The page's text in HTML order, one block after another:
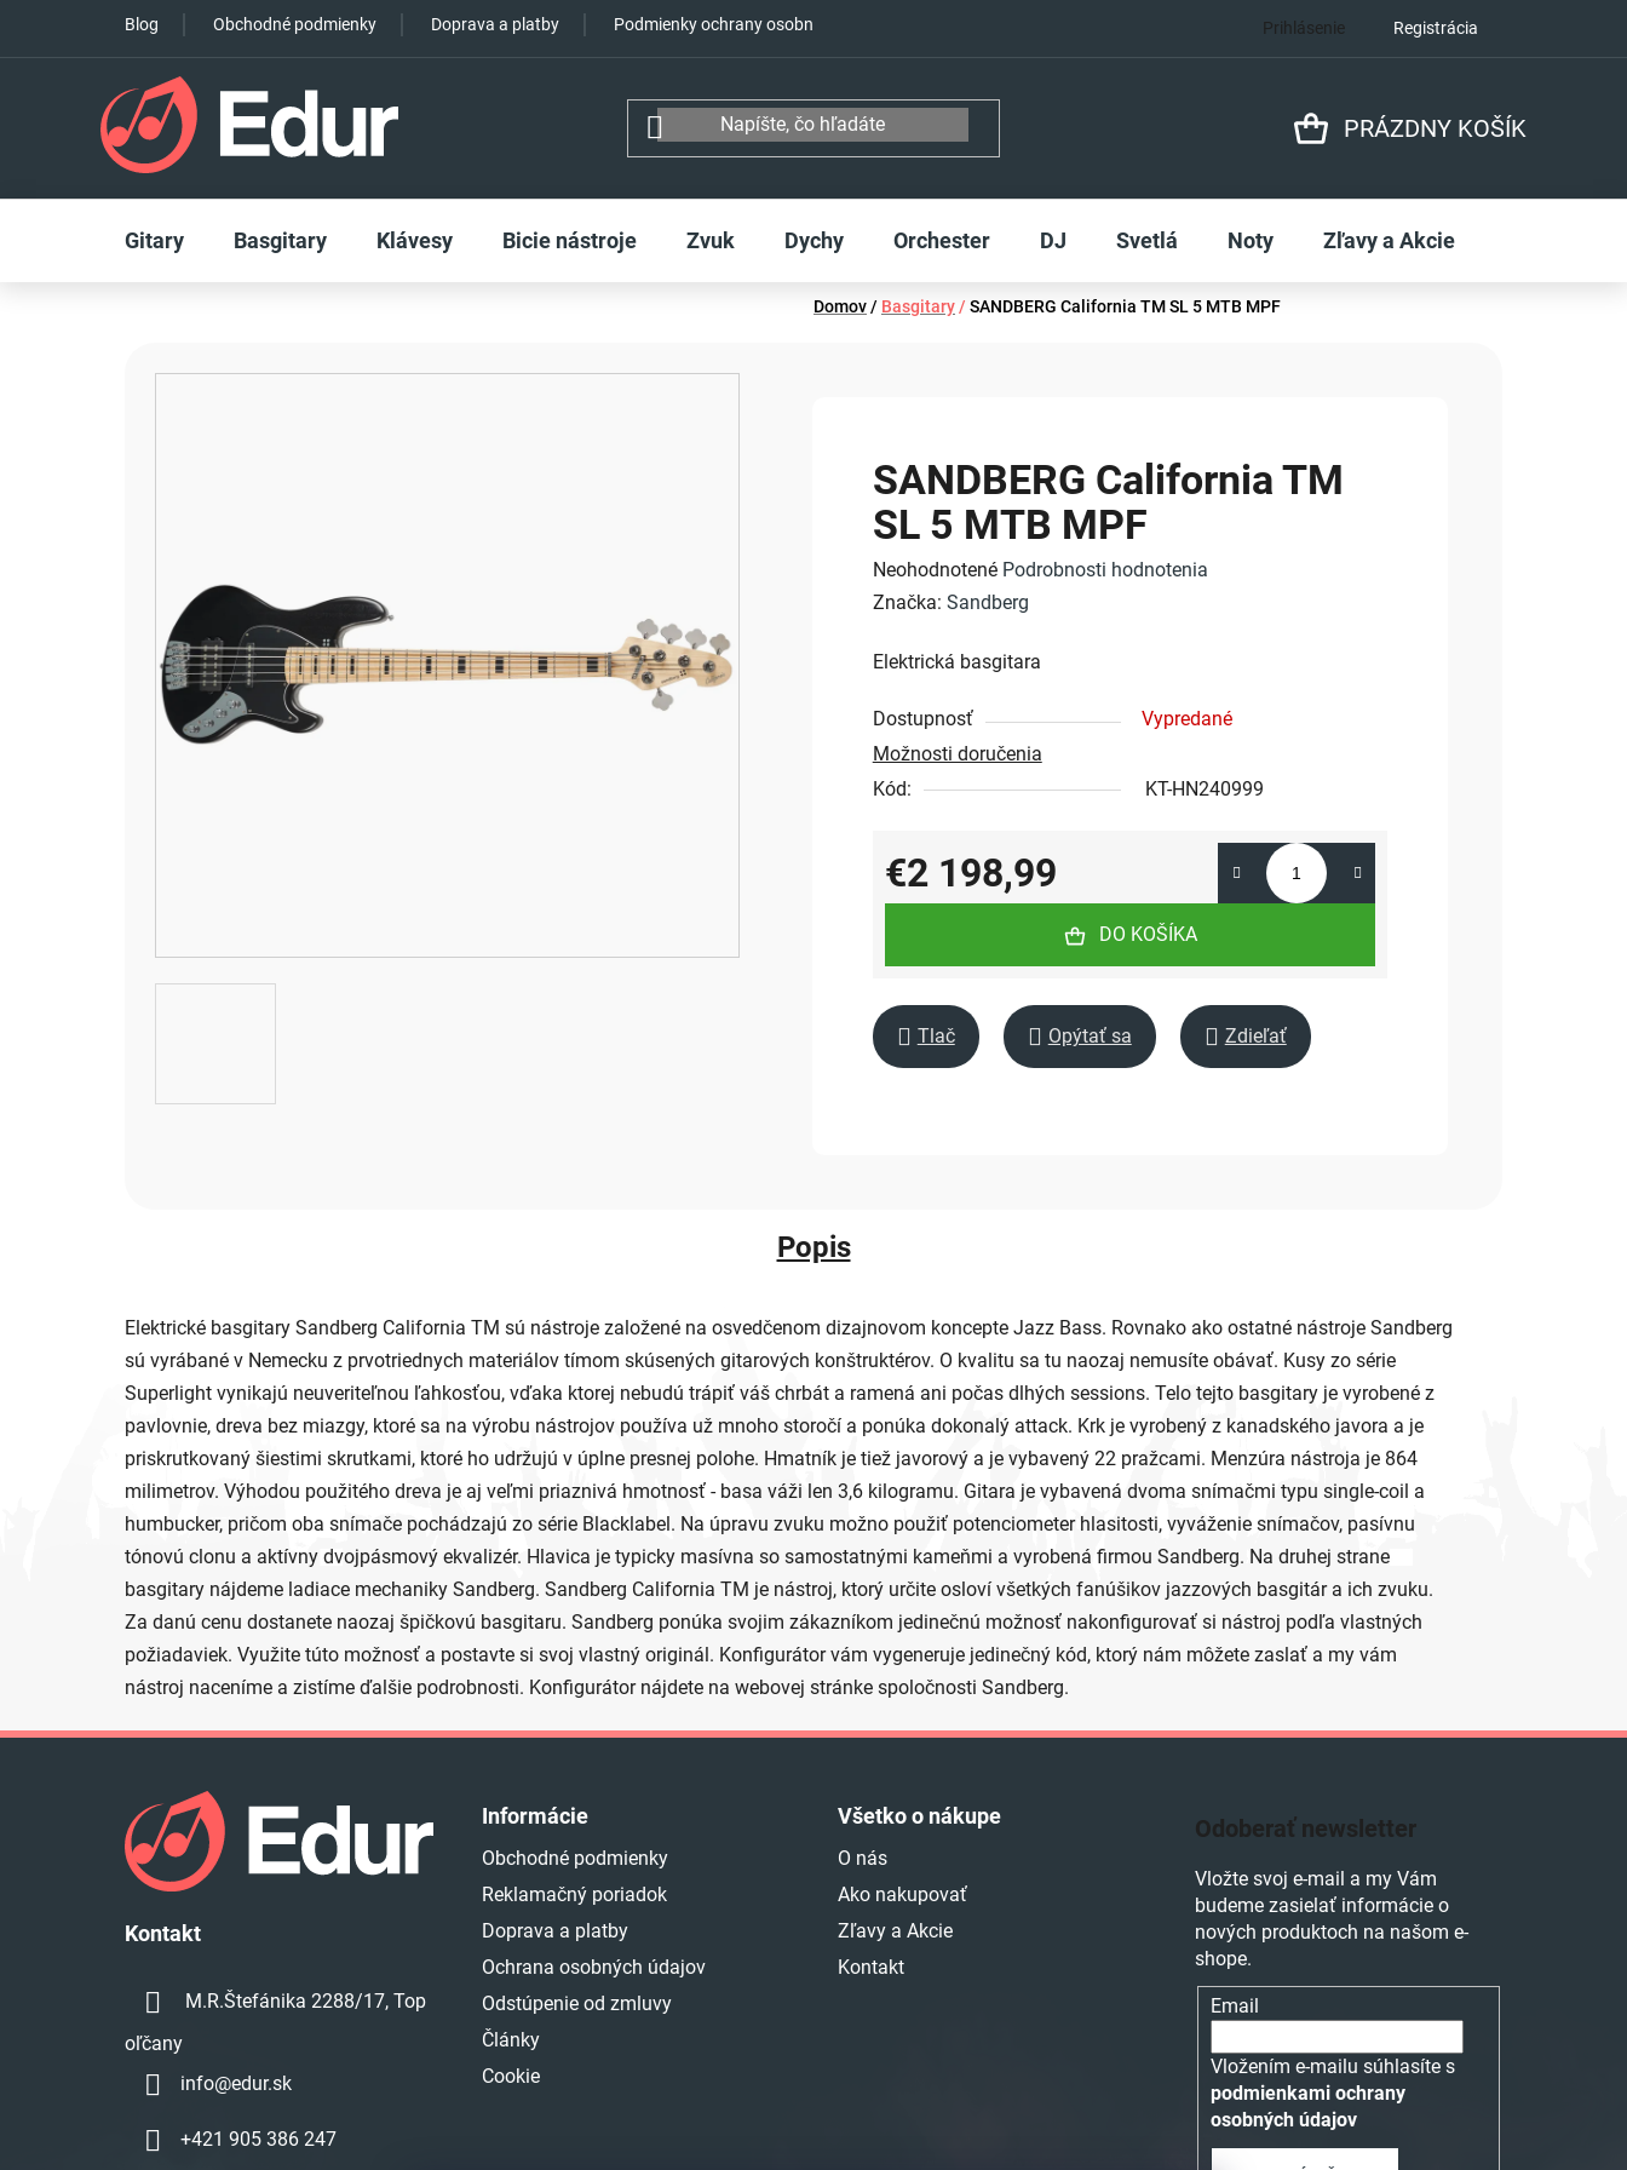
obsah
Blog Obchodné podmienky Doprava a platby Podmienky ochrany osobných údajov Prihlásenie Registrácia
PRÁZDNY KOŠÍK
Gitary Basgitary Klávesy Bicie nástroje Zvuk Dychy Orchester DJ Svetlá Noty Zľavy a Akcie
Domov/ Basgitary / SANDBERG California TM SL 5 MTB MPF
SANDBERG California TM
SL 5 MTB MPF
Priemerné
hodnotenie
je
z
5
hviezdičiek.
Neohodnotené Podrobnosti hodnotenia
Značka: Sandberg
Elektrická basgitara
Dostupnosť
Vypredané
Možnosti doručenia
Kód:
KT-HN240999
€2 198,99
Jednotková cena:
DO KOŠÍKA
Tlač Opýtať sa Zdieľať
Popis
Elektrické basgitary Sandberg California TM sú nástroje založené na osvedčenom dizajnovom koncepte Jazz Bass. Rovnako ako ostatné nástroje Sandberg
sú vyrábané v Nemecku z prvotriednych materiálov tímom skúsených gitarových konštruktérov. O kvalitu sa tu naozaj nemusíte obávať. Kusy zo série
Superlight vynikajú neuveriteľnou ľahkosťou, vďaka ktorej nebudú trápiť váš chrbát a ramená ani počas dlhých sessions. Telo tejto basgitary je vyrobené z
pavlovnie, dreva bez miazgy, ktoré sa na výrobu nástrojov používa už mnoho storočí a ponúka dokonalý attack. Krk je vyrobený z kanadského javora a je
priskrutkovaný šiestimi skrutkami, ktoré ho udržujú v úplne presnej polohe. Hmatník je tiež javorový a je vybavený 22 pražcami. Menzúra nástroja je 864
milimetrov. Výhodou použitého dreva je aj veľmi priaznivá hmotnosť - basa váži len 3,6 kilogramu. Gitara je vybavená dvoma snímačmi typu single-coil a
humbucker, pričom oba snímače pochádzajú zo série Blacklabel. Na úpravu zvuku možno použiť potenciometer hlasitosti, vyváženie snímačov, pasívnu
tónovú clonu a aktívny dvojpásmový ekvalizér. Hlavica je typicky masívna so samostatnými kameňmi a vyrobená firmou Sandberg. Na druhej strane
basgitary nájdeme ladiace mechaniky Sandberg. Sandberg California TM je nástroj, ktorý určite osloví všetkých fanúšikov jazzových basgitár a ich zvuku.
Za danú cenu dostanete naozaj špičkovú basgitaru. Sandberg ponúka svojim zákazníkom jedinečnú možnosť nakonfigurovať si nástroj podľa vlastných
požiadaviek. Využite túto možnosť a postavte si svoj vlastný originál. Konfigurátor vám vygeneruje jedinečný kód, ktorý nám môžete zaslať a my vám
nástroj naceníme a zistíme ďalšie podrobnosti. Konfigurátor nájdete na webovej stránke spoločnosti Sandberg.
Kontakt
M.R.Štefánika 2288/17, Top
oľčany
info@edur.sk
+421 905 386 247
Informácie
Obchodné podmienky
Reklamačný poriadok
Doprava a platby
Ochrana osobných údajov
Odstúpenie od zmluvy
Články
Cookie
Všetko o nákupe
O nás
Ako nakupovať
Zľavy a Akcie
Kontakt
Odoberať newsletter
Vložte svoj e-mail a my Vám
budeme zasielať informácie o
nových produktoch na našom e-
shope.
Email
Vložením e-mailu súhlasíte s
podmienkami ochrany
osobných údajov